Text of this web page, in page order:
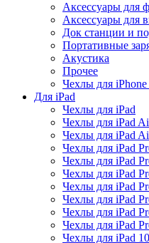
Аксессуары для
Аксессуары для
Док станции и
Портативные
Акустика
Прочее
Чехлы для
Для iPad
Чехлы для iPad
Чехлы для iPad
Чехлы для iPad
Чехлы для iPad
Чехлы для iPad
Чехлы для iPad
Чехлы для iPad
Чехлы для iPad
Чехлы для iPad
Чехлы для iPad
Чехлы для iPad